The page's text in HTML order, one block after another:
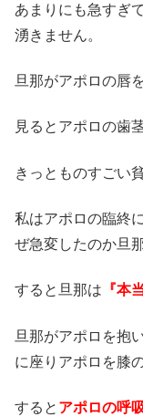
あまりにも急すぎ
湧きません。
旦那がアポロの唇
見るとアポロの歯
きっとものすごい
私はアポロの臨終
ぜ急変したのか旦
すると旦那は 『本
旦那がアポロを抱
に座りアポロを膝
すると アポロの呼